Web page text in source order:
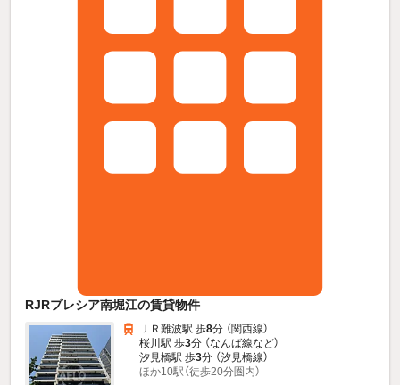
RJRプレシア南堀江の賃貸物件
ＪＲ難波駅 歩8分 （関西線）
桜川駅 歩3分 （なんば線など）
汐見橋駅 歩3分 （汐見橋線）
ほか10駅（徒歩20分圏内）